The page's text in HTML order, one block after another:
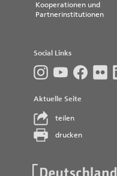
Kooperationen und
Partnerinstitutionen
Social Links
Aktuelle Seite
teilen
drucken